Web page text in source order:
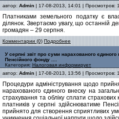
автор: Admin | 17-08-2013, 14:01 | Просмотров:
Платниками земельного податку є
ділянок. Звертаємо увагу, що останній
громадян – 29 серпня.
Комментарии (0) Подробнее
У серпні звіт про суми нарахованого
Пенсійного фонду ....
Категория: Налоговая информирует
автор: Admin | 17-08-2013, 13:56 | Просмотров:
Процедури адміністрування щодо
нарахованого єдиного внеску на
страхування та обліку сплати страхових
платників у серпні здійснюватиме
прийнято для створення сприятливих